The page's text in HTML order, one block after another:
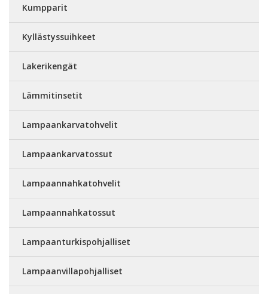
Kumpparit
Kyllästyssuihkeet
Lakerikengät
Lämmitinsetit
Lampaankarvatohvelit
Lampaankarvatossut
Lampaannahkatohvelit
Lampaannahkatossut
Lampaanturkispohjalliset
Lampaanvillapohjalliset